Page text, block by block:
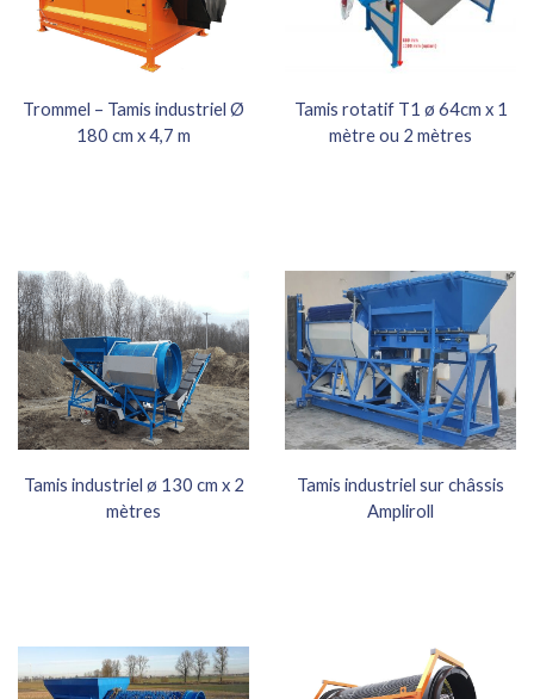
Trommel – Tamis industriel Ø
180 cm x 4,7 m
Tamis rotatif T1 ø 64cm x 1
mètre ou 2 mètres
Tamis industriel ø 130 cm x 2
mètres
Tamis industriel sur châssis
Ampliroll